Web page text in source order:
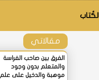
الكُتاب
مقالاتي
الفرق بين صاحب الفراسة
والمتعلم بدون وجود
موهبة والدخيل على علم